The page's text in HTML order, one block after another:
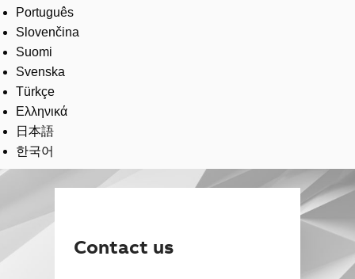
Português
Slovenčina
Suomi
Svenska
Türkçe
Ελληνικά
日本語
한국어
Contact us